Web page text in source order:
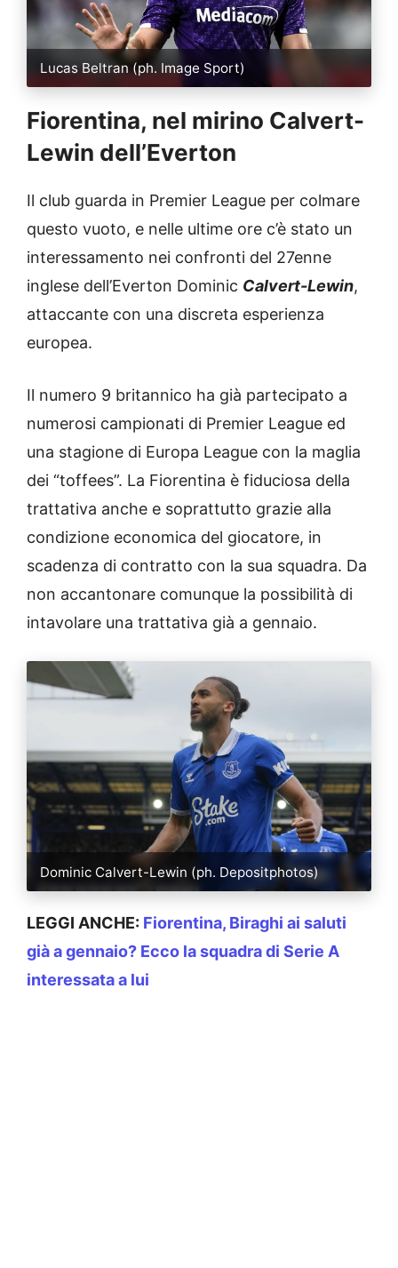
Lucas Beltran (ph. Image Sport)
Fiorentina, nel mirino Calvert-
Lewin dell’Everton
Il club guarda in Premier League per colmare
questo vuoto, e nelle ultime ore c’è stato un
interessamento nei confronti del 27enne
inglese dell’Everton Dominic Calvert-Lewin,
attaccante con una discreta esperienza
europea.
Il numero 9 britannico ha già partecipato a
numerosi campionati di Premier League ed
una stagione di Europa League con la maglia
dei “toffees”. La Fiorentina è fiduciosa della
trattativa anche e soprattutto grazie alla
condizione economica del giocatore, in
scadenza di contratto con la sua squadra. Da
non accantonare comunque la possibilità di
intavolare una trattativa già a gennaio.
Dominic Calvert-Lewin (ph. Depositphotos)
LEGGI ANCHE: Fiorentina, Biraghi ai saluti
già a gennaio? Ecco la squadra di Serie A
interessata a lui